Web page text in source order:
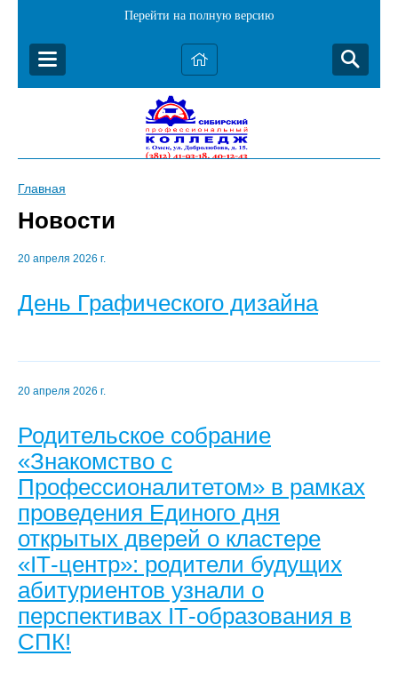
Перейти на полную версию
Главная
Новости
20 апреля 2026 г.
День Графического дизайна
20 апреля 2026 г.
Родительское собрание
«Знакомство с
Профессионалитетом» в рамках
проведения Единого дня
открытых дверей о кластере
«IT‑центр»: родители будущих
абитуриентов узнали о
перспективах IT‑образования в
СПК!